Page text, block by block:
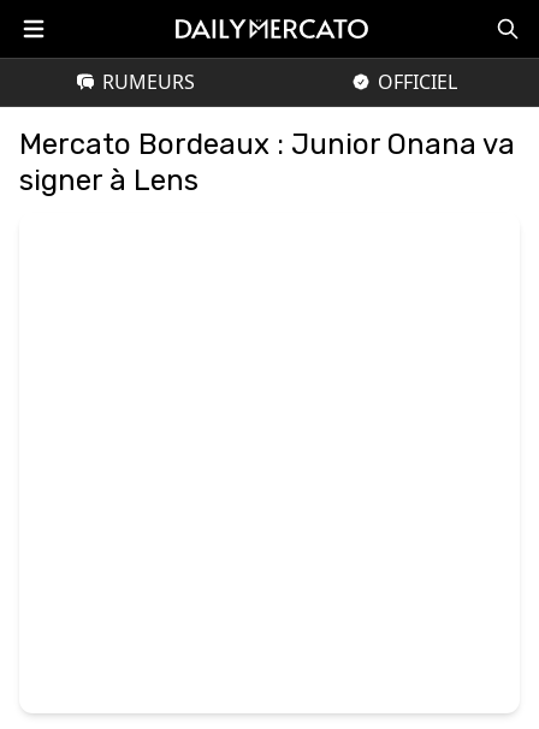
RUMEURS OFFICIEL
Mercato Bordeaux : Junior Onana va
signer à Lens